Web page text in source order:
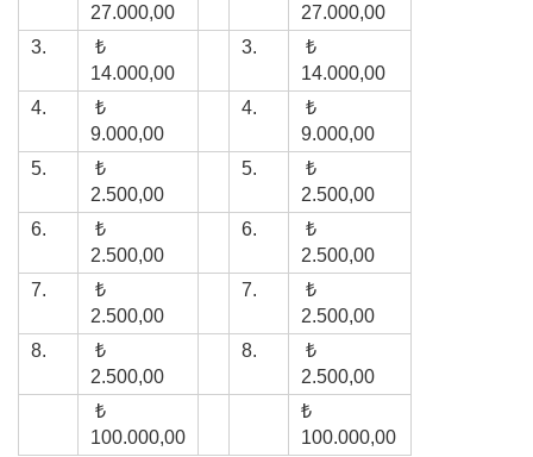
27.000,00
27.000,00
3.
₺
14.000,00
3.
₺
14.000,00
4.
₺
9.000,00
4.
₺
9.000,00
5.
₺
2.500,00
5.
₺
2.500,00
6.
₺
2.500,00
6.
₺
2.500,00
7.
₺
2.500,00
7.
₺
2.500,00
8.
₺
2.500,00
8.
₺
2.500,00
₺
100.000,00
₺
100.000,00